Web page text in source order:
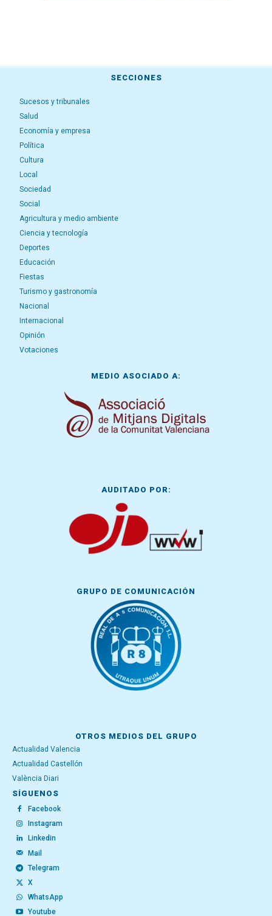
SECCIONES
Sucesos y tribunales
Salud
Economía y empresa
Política
Cultura
Local
Sociedad
Social
Agricultura y medio ambiente
Ciencia y tecnología
Deportes
Educación
Fiestas
Turismo y gastronomía
Nacional
Internacional
Opinión
Votaciones
MEDIO ASOCIADO A:
AUDITADO POR:
GRUPO DE COMUNICACIÓN
OTROS MEDIOS DEL GRUPO
Actualidad Valencia
Actualidad Castellón
València Diari
SÍGUENOS
Facebook
Instagram
Linkedin
Mail
Telegram
X
WhatsApp
Youtube